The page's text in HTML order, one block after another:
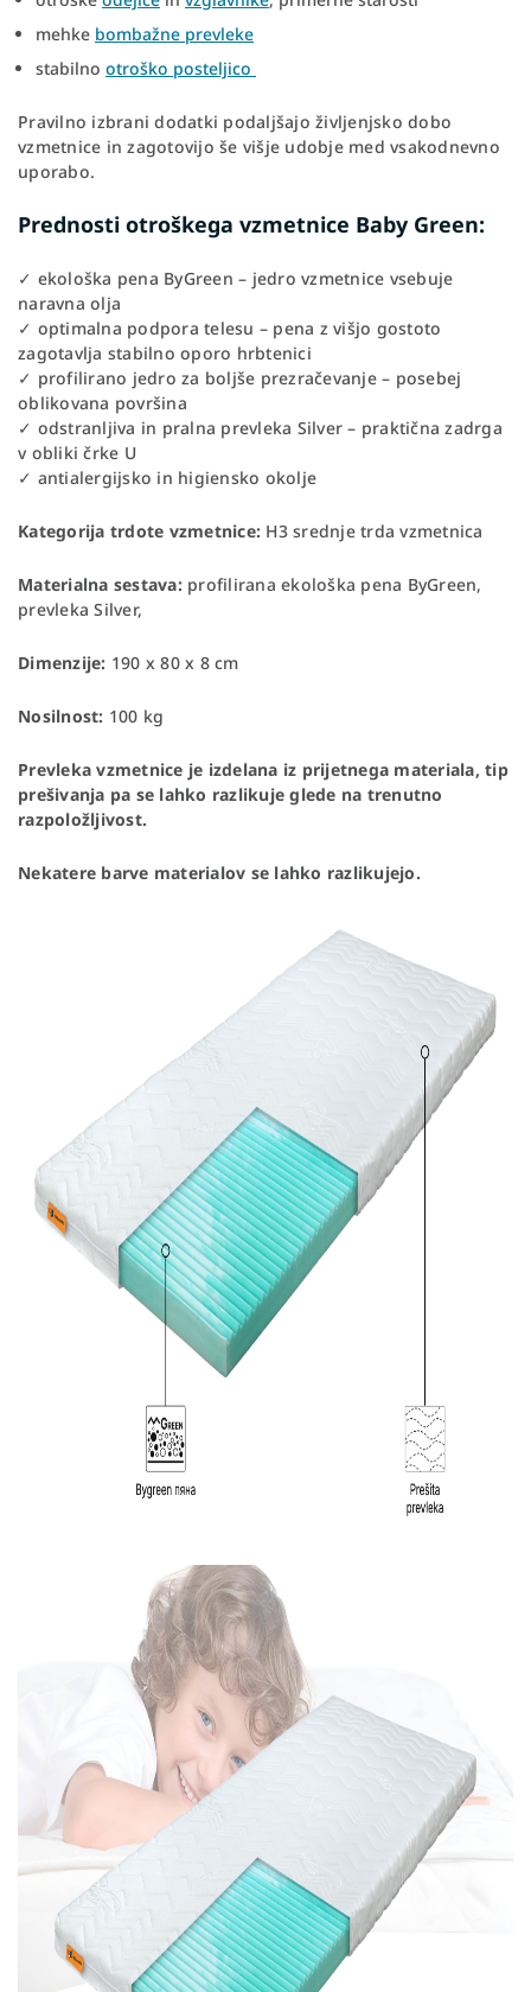
mehke bombažne prevleke
stabilno otroško posteljico
Pravilno izbrani dodatki podaljšajo življenjsko dobo
vzmetnice in zagotovijo še višje udobje med vsakodnevno
uporabo.
Prednosti otroškega vzmetnice Baby Green:
✓ ekološka pena ByGreen – jedro vzmetnice vsebuje
naravna olja
✓ optimalna podpora telesu – pena z višjo gostoto
zagotavlja stabilno oporo hrbtenici
✓ profilirano jedro za boljše prezračevanje – posebej
oblikovana površina
✓ odstranljiva in pralna prevleka Silver – praktična zadrga
v obliki črke U
✓ antialergijsko in higiensko okolje
Kategorija trdote vzmetnice: H3 srednje trda vzmetnica
Materialna sestava:profilirana ekološka pena ByGreen,
prevleka Silver,
Dimenzije: 190 x 80 x 8 cm
Nosilnost: 100 kg
Prevleka vzmetnice je izdelana iz prijetnega materiala, tip
prešivanja pa se lahko razlikuje glede na trenutno
razpoložljivost.
Nekatere barve materialov se lahko razlikujejo.